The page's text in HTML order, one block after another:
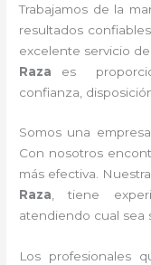
Trabajamos de la
resultados
excelente servicio de
Raza es
confianza,
Somos una
Con nosotros
más efectiva. Nuestra
Raza, tiene
atendiendo cual sea
Los profesionales